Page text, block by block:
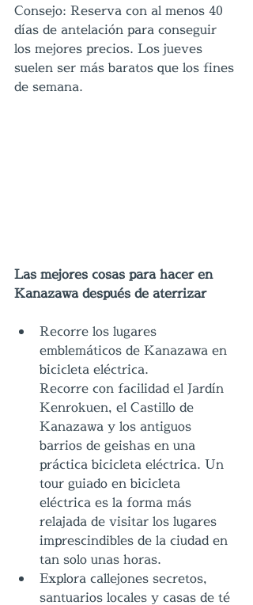
Consejo: Reserva con al menos 40
días de antelación para conseguir
los mejores precios. Los jueves
suelen ser más baratos que los fines
de semana.
Las mejores cosas para hacer en
Kanazawa después de aterrizar
Recorre los lugares
emblemáticos de Kanazawa en
bicicleta eléctrica.
Recorre con facilidad el Jardín
Kenrokuen, el Castillo de
Kanazawa y los antiguos
barrios de geishas en una
práctica bicicleta eléctrica. Un
tour guiado en bicicleta
eléctrica es la forma más
relajada de visitar los lugares
imprescindibles de la ciudad en
tan solo unas horas.
Explora callejones secretos,
santuarios locales y casas de té